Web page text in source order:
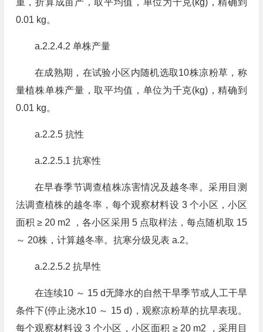
重，折算成亩产，取平均值，单位为千克(kg)，精确到
0.01 kg。
a.2.2.4.2 单株产量
在成熟期，在试验小区内随机选取10株凉粉草，称
量植株单株产量，取平均值，单位为千克(kg)，精确到
0.01 kg。
a.2.2.5 抗性
a.2.2.5.1 抗寒性
在早春季节调查植株冻害情况及越冬率。采用目测
法调查植株的越冬率，每个观察材料设 3 个小区，小区
面积 ≥ 20 m2 ，各小区采用 5 点取样法，每点随机取 15
～ 20株，计算越冬率。抗寒分级见表 a.2。
a.2.2.5.2 抗旱性
在连续10 ～ 15 d无降水的自然干旱季节或人工干旱
条件下(停止浇水10 ～ 15 d)，观察凉粉草的抗旱表现。
每个观察材料设 3 个小区，小区面积 ≥ 20 m2 ，采用目